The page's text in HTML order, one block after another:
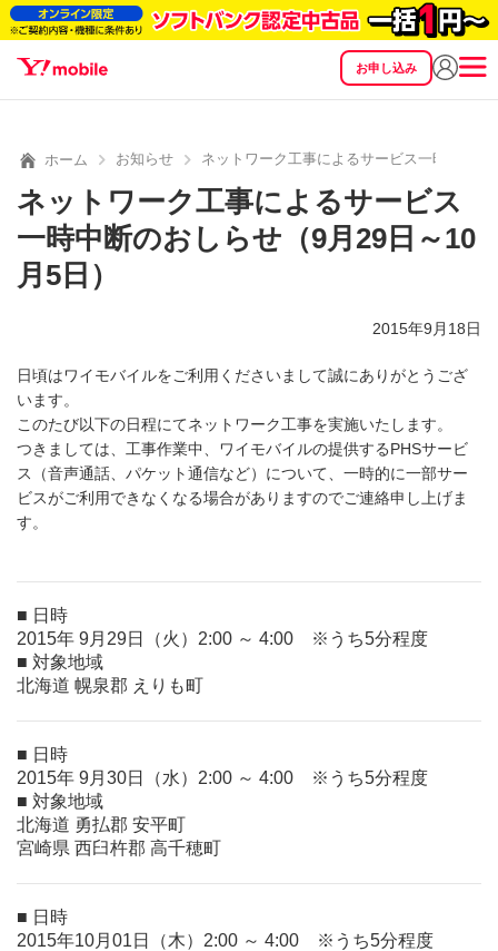
お申し込み
SEARCH
ホーム お知らせ ネットワーク工事によるサービス一時中断の
ネットワーク工事によるサービス
一時中断のおしらせ（9月29日～10
月5日）
2015年9月18日
日頃はワイモバイルをご利用くださいまして誠にありがとうござ
います。
このたび以下の日程にてネットワーク工事を実施いたします。
つきましては、工事作業中、ワイモバイルの提供するPHSサービ
ス（音声通話、パケット通信など）について、一時的に一部サー
ビスがご利用できなくなる場合がありますのでご連絡申し上げま
す。
■ 日時
2015年 9月29日（火）2:00 ～ 4:00 ※うち5分程度
■ 対象地域
北海道 幌泉郡 えりも町
■ 日時
2015年 9月30日（水）2:00 ～ 4:00 ※うち5分程度
■ 対象地域
北海道 勇払郡 安平町
宮崎県 西臼杵郡 高千穂町
■ 日時
2015年10月01日（木）2:00 ～ 4:00 ※うち5分程度